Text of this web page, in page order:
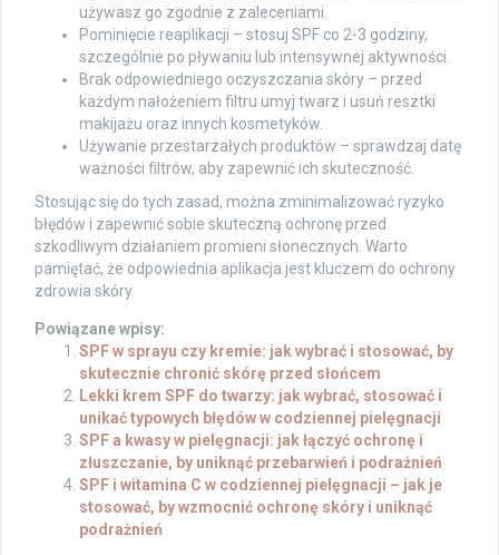
używasz go zgodnie z zaleceniami.
Pominięcie reaplikacji – stosuj SPF co 2-3 godziny,
szczególnie po pływaniu lub intensywnej aktywności.
Brak odpowiedniego oczyszczania skóry – przed
każdym nałożeniem filtru umyj twarz i usuń resztki
makijażu oraz innych kosmetyków.
Używanie przestarzałych produktów – sprawdzaj datę
ważności filtrów, aby zapewnić ich skuteczność.
Stosując się do tych zasad, można zminimalizować ryzyko
błędów i zapewnić sobie skuteczną ochronę przed
szkodliwym działaniem promieni słonecznych. Warto
pamiętać, że odpowiednia aplikacja jest kluczem do ochrony
zdrowia skóry.
Powiązane wpisy:
SPF w sprayu czy kremie: jak wybrać i stosować, by
skutecznie chronić skórę przed słońcem
Lekki krem SPF do twarzy: jak wybrać, stosować i
unikać typowych błędów w codziennej pielęgnacji
SPF a kwasy w pielęgnacji: jak łączyć ochronę i
złuszczanie, by uniknąć przebarwień i podrażnień
SPF i witamina C w codziennej pielęgnacji – jak je
stosować, by wzmocnić ochronę skóry i uniknąć
podrażnień